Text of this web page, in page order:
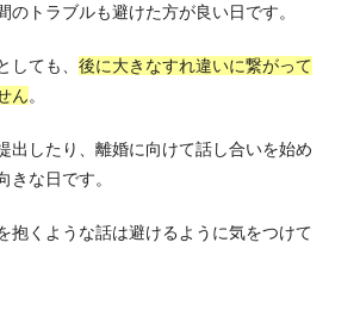
のトラブルも避けた方が良い日です。
しても、 後に大きなすれ違いに繋がって
ん。
出したり、離婚に向けて話し合いを始め
きな日です。
抱くような話は避けるように気をつけて